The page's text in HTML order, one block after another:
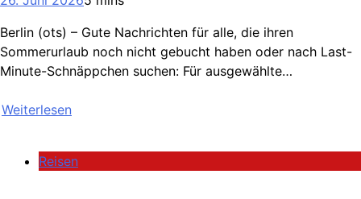
Berlin (ots) – Gute Nachrichten für alle, die ihren
Sommerurlaub noch nicht gebucht haben oder nach Last-
Minute-Schnäppchen suchen: Für ausgewählte…
Weiterlesen
Reisen